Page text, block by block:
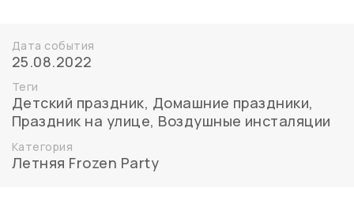
Дата события
25.08.2022
Теги
Детский праздник, Домашние праздники,
Праздник на улице, Воздушные инсталяции
Категория
Летняя Frozen Party